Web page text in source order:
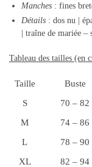
Manches : fines
Détails : dos nu |
| traîne de mariée –
Tableau des tailles (en
Taille Buste
S
70 – 82
M
74 – 86
L
78 – 90
XL
82 – 94